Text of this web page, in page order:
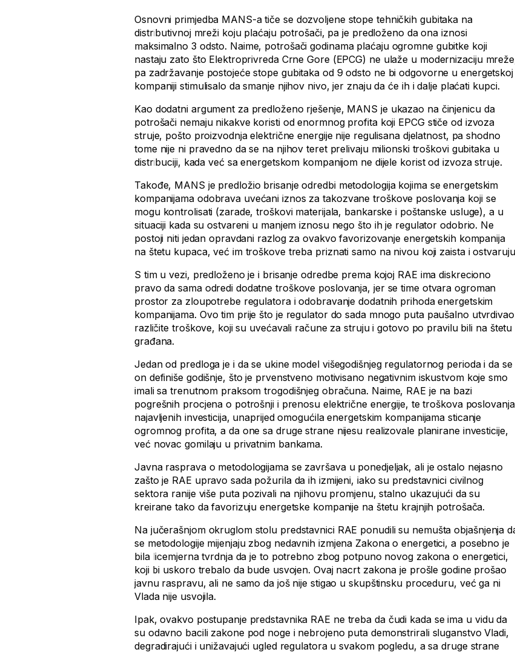
Osnovni primjedba MANS-a tiče se dozvoljene stope tehničkih gubitaka na
distributivnoj mreži koju plaćaju potrošači, pa je predloženo da ona iznosi
maksimalno 3 odsto. Naime, potrošači godinama plaćaju ogromne gubitke koji
nastaju zato što Elektroprivreda Crne Gore (EPCG) ne ulaže u modernizaciju
pa zadržavanje postojeće stope gubitaka od 9 odsto ne bi odgovorne u energetskoj
kompaniji stimulisalo da smanje njihov nivo, jer znaju da će ih i dalje plaćati kupci.
Kao dodatni argument za predloženo rješenje, MANS je ukazao na činjenicu da
potrošači nemaju nikakve koristi od enormnog profita koji EPCG stiče od izvoza
struje, pošto proizvodnja električne energije nije regulisana djelatnost, pa shodno
tome nije ni pravedno da se na njihov teret prelivaju milionski troškovi gubitaka u
distribuciji, kada već sa energetskom kompanijom ne dijele korist od izvoza struje.
Takođe, MANS je predložio brisanje odredbi metodologija kojima se energetskim
kompanijama odobrava uvećani iznos za takozvane troškove poslovanja koji se
mogu kontrolisati (zarade, troškovi materijala, bankarske i poštanske usluge), a u
situaciji kada su ostvareni u manjem iznosu nego što ih je regulator odobrio. Ne
postoji niti jedan opravdani razlog za ovakvo favorizovanje energetskih kompanija
na štetu kupaca, već im troškove treba priznati samo na nivou koji zaista i
S tim u vezi, predloženo je i brisanje odredbe prema kojoj RAE ima diskreciono
pravo da sama odredi dodatne troškove poslovanja, jer se time otvara ogroman
prostor za zloupotrebe regulatora i odobravanje dodatnih prihoda energetskim
kompanijama. Ovo tim prije što je regulator do sada mnogo puta paušalno utvrdivao
različite troškove, koji su uvećavali račune za struju i gotovo po pravilu bili na štetu
građana.
Jedan od predloga je i da se ukine model višegodišnjeg regulatornog perioda i da se
on definiše godišnje, što je prvenstveno motivisano negativnim iskustvom koje smo
imali sa trenutnom praksom trogodišnjeg obračuna. Naime, RAE je na bazi
pogrešnih procjena o potrošnji i prenosu električne energije, te troškova
najavljenih investicija, unaprijed omogućila energetskim kompanijama sticanje
ogromnog profita, a da one sa druge strane nijesu realizovale planirane investicije,
već novac gomilaju u privatnim bankama.
Javna rasprava o metodologijama se završava u ponedjeljak, ali je ostalo nejasno
zašto je RAE upravo sada požurila da ih izmijeni, iako su predstavnici civilnog
sektora ranije više puta pozivali na njihovu promjenu, stalno ukazujući da su
kreirane tako da favorizuju energetske kompanije na štetu krajnjih potrošača.
Na jučerašnjom okruglom stolu predstavnici RAE ponudili su nemušta objašnjenja
se metodologije mijenjaju zbog nedavnih izmjena Zakona o energetici, a posebno je
bila licemjerna tvrdnja da je to potrebno zbog potpuno novog zakona o energetici,
koji bi uskoro trebalo da bude usvojen. Ovaj nacrt zakona je prošle godine prošao
javnu raspravu, ali ne samo da još nije stigao u skupštinsku proceduru, već ga ni
Vlada nije usvojila.
Ipak, ovakvo postupanje predstavnika RAE ne treba da čudi kada se ima u vidu da
su odavno bacili zakone pod noge i nebrojeno puta demonstrirali sluganstvo Vladi,
degradirajući i unižavajući ugled regulatora u svakom pogledu, a sa druge strane